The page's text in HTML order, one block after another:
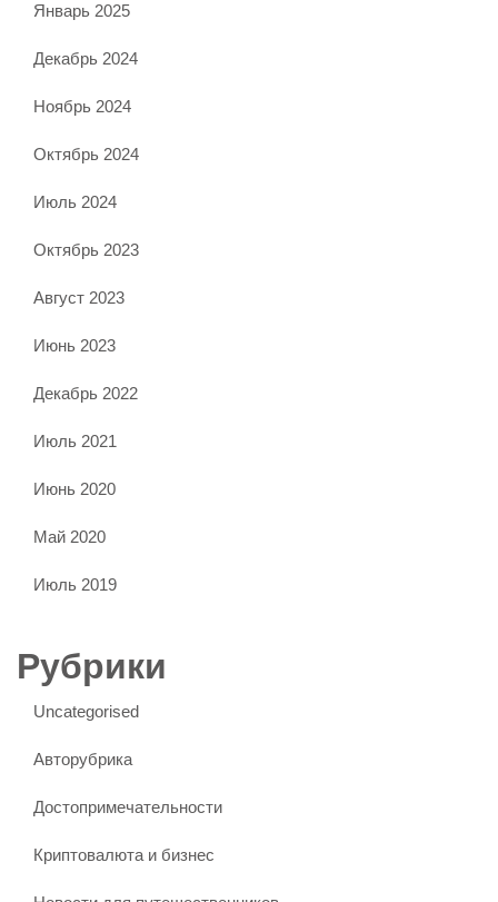
Январь 2025
Декабрь 2024
Ноябрь 2024
Октябрь 2024
Июль 2024
Октябрь 2023
Август 2023
Июнь 2023
Декабрь 2022
Июль 2021
Июнь 2020
Май 2020
Июль 2019
Рубрики
Uncategorised
Авторубрика
Достопримечательности
Криптовалюта и бизнес